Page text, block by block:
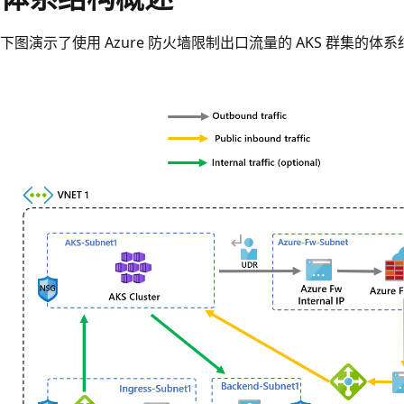
下图演示了使用 Azure 防火墙限制出口流量的 AKS 群集的体系